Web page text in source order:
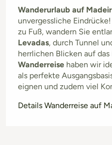
Wanderurlaub auf
unvergessliche
zu Fuß, wandern Sie
Levadas, durch Tunnel
herrlichen Blicken auf das
Wanderreise haben wir
als perfekte
eignen und zudem viel
Details Wanderreise auf